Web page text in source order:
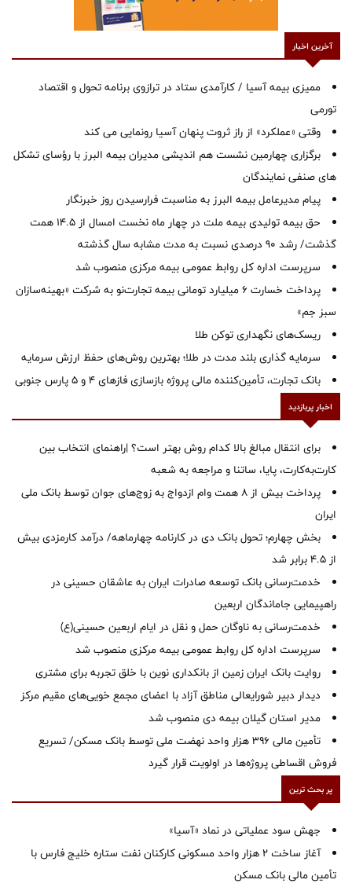
آخرین اخبار
ممیزی بیمه آسیا / کارآمدی ستاد در ترازوی برنامه تحول و اقتصاد
تورمی
وقتی «عملکرد» از راز ثروت پنهان آسیا رونمایی می کند
برگزاری چهارمین نشست هم اندیشی مدیران بیمه البرز با رؤسای تشکل
های صنفی نمایندگان
پیام مدیرعامل بیمه البرز به مناسبت فرارسیدن روز خبرنگار
حق بیمه تولیدی بیمه ملت در چهار ماه نخست امسال از 14.5 همت
گذشت/ رشد 90 درصدی نسبت به مدت مشابه سال گذشته
سرپرست اداره كل روابط عمومی بیمه مركزی منصوب شد
پرداخت خسارت ۶ میلیارد تومانی بیمه تجارت‌نو به شرکت «بهینه‌سازان
سبز جم»
ریسک‌های نگهداری توکن طلا
سرمایه گذاری بلند مدت در طلا؛ بهترین روش‌های حفظ ارزش سرمایه
بانک تجارت، تأمین‌کننده مالی پروژه بازسازی فازهای ۴ و ۵ پارس جنوبی
اخبار پربازدید
برای انتقال مبالغ بالا کدام روش بهتر است؟ |راهنمای انتخاب بین
کارت‌به‌کارت، پایا، ساتنا و مراجعه به شعبه
پرداخت بیش از ۸ همت وام ازدواج به زوج‌های جوان توسط بانک ملی
ایران
بخش چهارم؛ تحول بانک دی در کارنامه چهارماهه/ درآمد کارمزدی بیش
از ۴.۵ برابر شد
خدمت‌رسانی بانک توسعه صادرات ایران به عاشقان حسینی در
راهپیمایی جاماندگان اربعین
خدمت‌رسانی به ناوگان حمل و نقل در ایام اربعین حسینی(ع)
سرپرست اداره کل روابط عمومی بیمه مرکزی منصوب شد
روایت بانک ایران زمین از بانکداری نوین با خلق تجربه برای مشتری
دیدار دبیر شورایعالی مناطق آزاد با اعضای مجمع خویی‌های مقیم مرکز
‌مدیر استان گیلان بیمه دی منصوب شد
تأمین مالی ۳۹۶ هزار واحد نهضت ملی توسط بانک مسکن/ تسریع
فروش اقساطی پروژه‌ها در اولویت قرار گیرد
پر بحث ترین
جهش سود عملیاتی در نماد «آسیا»
آغاز ساخت ۲ هزار واحد مسکونی کارکنان نفت ستاره خلیج فارس با
تأمین مالی بانک مسکن